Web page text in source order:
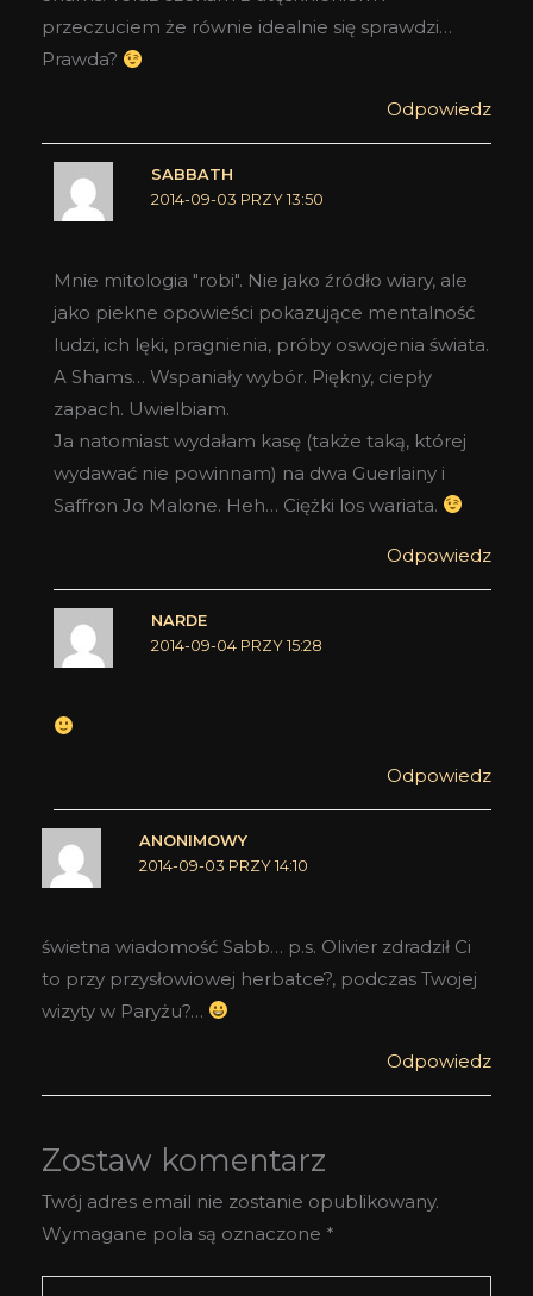
przeczuciem że równie idealnie się sprawdzi…
Prawda?
Odpowiedz
SABBATH
2014-09-03 PRZY 13:50
Mnie mitologia "robi". Nie jako źródło wiary, ale
jako piekne opowieści pokazujące mentalność
ludzi, ich lęki, pragnienia, próby oswojenia świata.
A Shams… Wspaniały wybór. Piękny, ciepły
zapach. Uwielbiam.
Ja natomiast wydałam kasę (także taką, której
wydawać nie powinnam) na dwa Guerlainy i
Saffron Jo Malone. Heh… Ciężki los wariata.
Odpowiedz
NARDE
2014-09-04 PRZY 15:28
Odpowiedz
ANONIMOWY
2014-09-03 PRZY 14:10
świetna wiadomość Sabb… p.s. Olivier zdradził Ci
to przy przysłowiowej herbatce?, podczas Twojej
wizyty w Paryżu?…
Odpowiedz
Zostaw komentarz
Twój adres email nie zostanie opublikowany.
Wymagane pola są oznaczone *